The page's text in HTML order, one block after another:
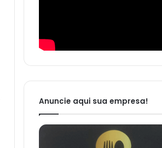
Anuncie aqui sua empresa!